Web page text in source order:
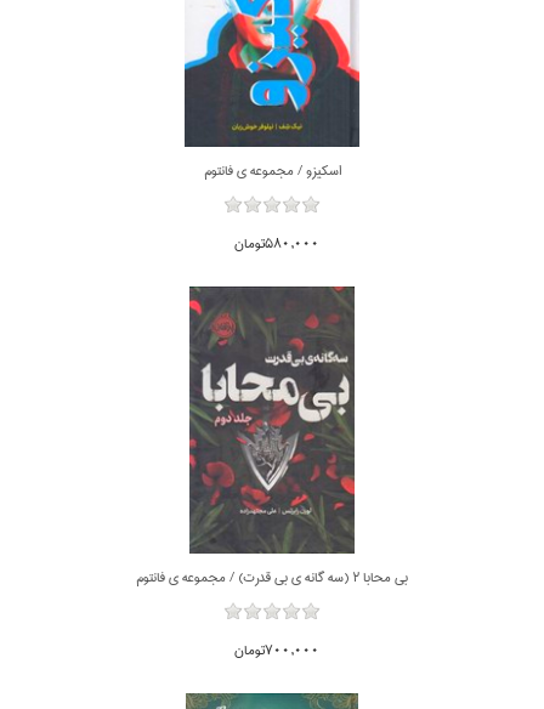
اسكيزو / مجموعه ي فانتوم
580,000تومان
بي محابا 2 (سه گانه ي بي قدرت) / مجموعه ي فانتوم
700,000تومان